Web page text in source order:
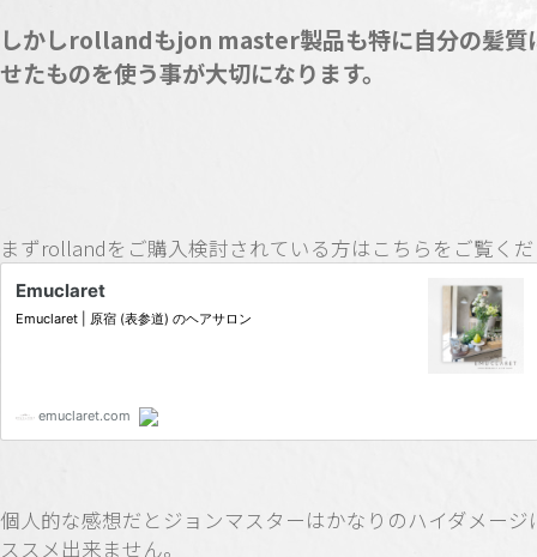
しかしrollandもjon master製品も特に自分の髪質
せたものを使う事が大切になります。
まずrollandをご購入検討されている方はこちらをご覧く
個人的な感想だとジョンマスターはかなりのハイダメージ
ススメ出来ません。